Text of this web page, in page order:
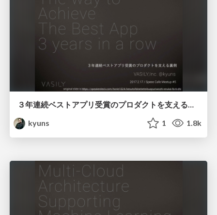
３年連続ベストアプリ受賞のプロダクトを支える裏側/The way to Achieve The Best App 3 years in a row
kyuns
1 1.8k